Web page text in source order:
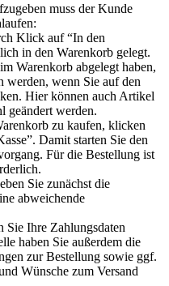
muss der Kunde
Klick auf “In den
in den Warenkorb gelegt.
Warenkorb abgelegt haben,
werden, wenn Sie auf den
Hier können auch Artikel
geändert werden.
zu kaufen, klicken
Damit starten Sie den
Für die Bestellung ist
Sie zunächst die
abweichende
Sie Ihre Zahlungsdaten
haben Sie außerdem die
zur Bestellung sowie ggf.
Wünsche zum Versand